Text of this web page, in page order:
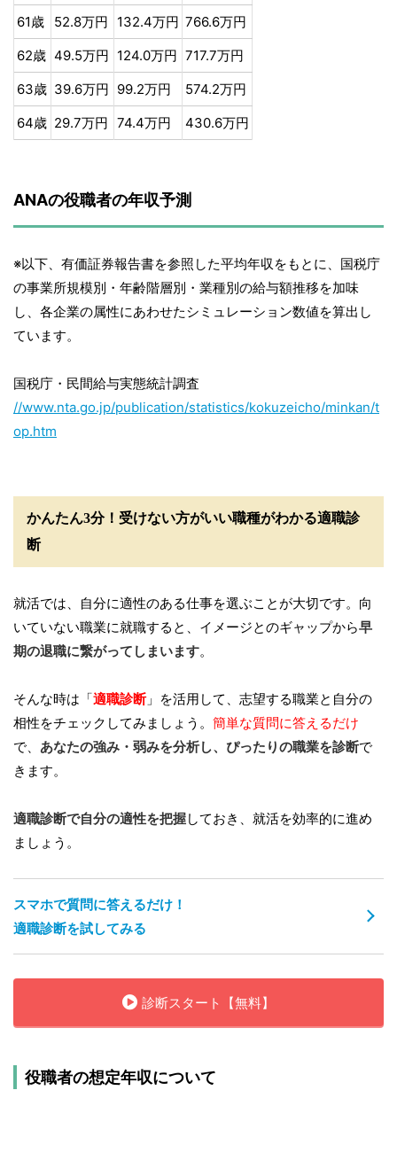
61歳 52.8万円 132.4万円 766.6万円
62歳 49.5万円 124.0万円 717.7万円
63歳 39.6万円 99.2万円
574.2万円
64歳 29.7万円 74.4万円 430.6万円
ANAの役職者の年収予測
※以下、有価証券報告書を参照した平均年収をもとに、国税庁
の事業所規模別・年齢階層別・業種別の給与額推移を加味
し、各企業の属性にあわせたシミュレーション数値を算出し
ています。
国税庁・民間給与実態統計調査
//www.nta.go.jp/publication/statistics/kokuzeicho/minkan/t
op.htm
かんたん3分！受けない方がいい職種がわかる適職診
断
就活では、自分に適性のある仕事を選ぶことが大切です。向
いていない職業に就職すると、イメージとのギャップから早
期の退職に繋がってしまいます。
そんな時は「適職診断」を活用して、志望する職業と自分の
相性をチェックしてみましょう。 簡単な質問に答えるだけ
で、 あなたの強み・弱みを分析し、ぴったりの職業を診断で
きます。
適職診断で自分の適性を把握しておき、就活を効率的に進め
ましょう。
スマホで質問に答えるだけ！
適職診断を試してみる
診断スタート【無料】
役職者の想定年収について